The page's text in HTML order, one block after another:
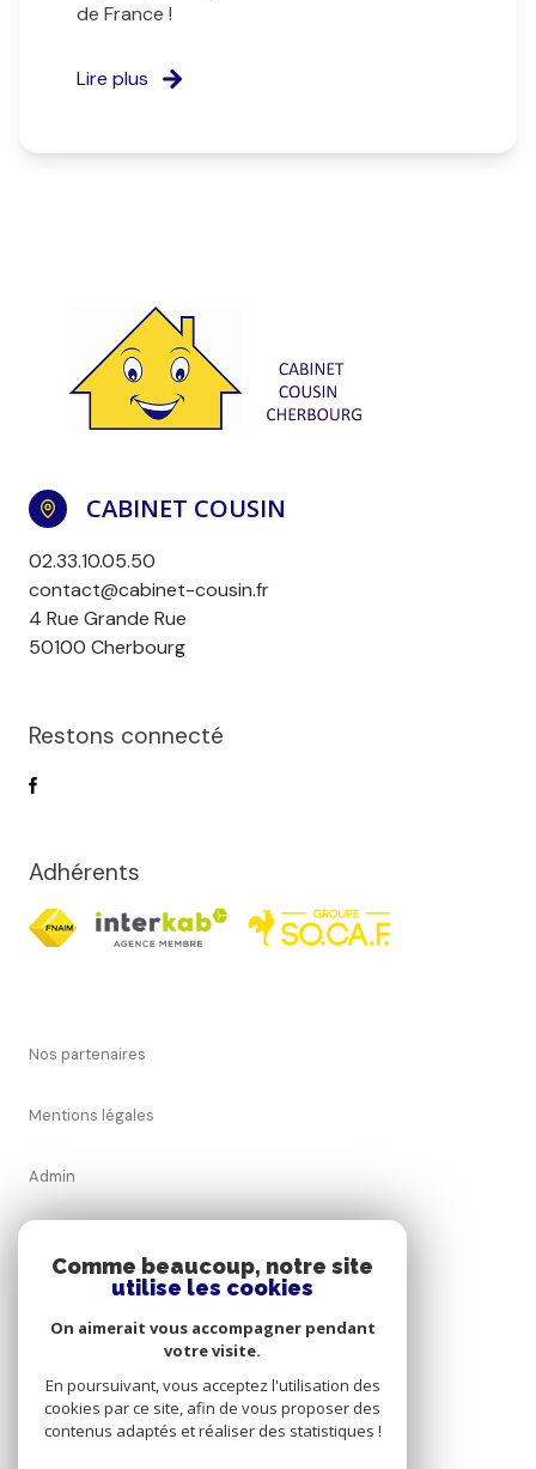
de France !
Lire plus
CABINET COUSIN
02.33.10.05.50
contact@cabinet-cousin.fr
4 Rue Grande Rue
50100 Cherbourg
Restons connecté
Adhérents
Nos partenaires
Mentions légales
Admin
Politique RGPD
© 2026 | Tous droits réservés
Comme beaucoup, notre site
utilise les cookies
On aimerait vous accompagner pendant
votre visite.
En poursuivant, vous acceptez l'utilisation des
cookies par ce site, afin de vous proposer des
contenus adaptés et réaliser des statistiques !